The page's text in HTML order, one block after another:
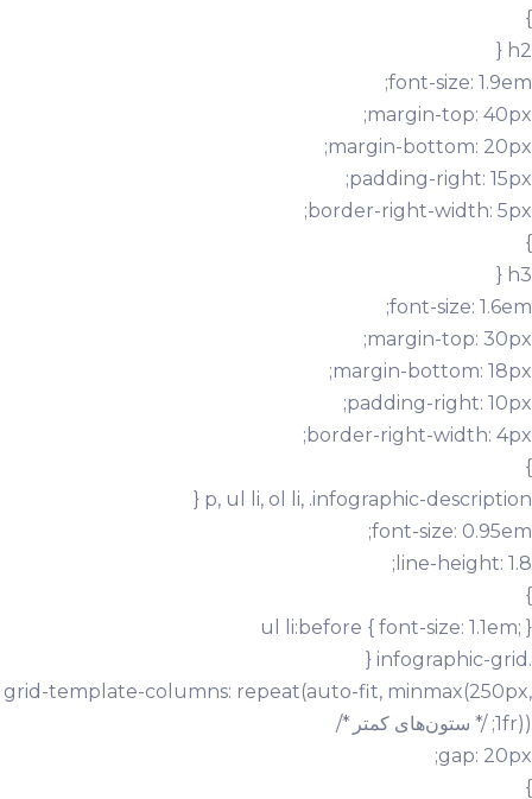
}
h2 {
font-size: 1.9em;
margin-top: 40px;
margin-bottom: 20px;
padding-right: 15px;
border-right-width: 5px;
}
h3 {
font-size: 1.6em;
margin-top: 30px;
margin-bottom: 18px;
padding-right: 10px;
border-right-width: 4px;
}
p, ul li, ol li, .infographic-description {
font-size: 0.95em;
line-height: 1.8;
}
ul li:before { font-size: 1.1em; }
.infographic-grid {
grid-template-columns: repeat(auto-fit, minmax(250px,
1fr)); /* ستون‌های کمتر */
gap: 20px;
}